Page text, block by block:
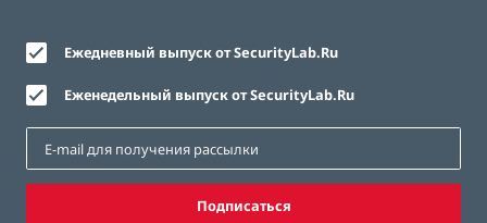
Ежедневный выпуск от SecurityLab.Ru
Еженедельный выпуск от SecurityLab.Ru
Подписаться